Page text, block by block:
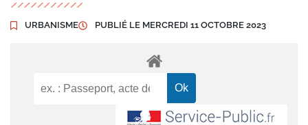
URBANISME PUBLIÉ LE MERCREDI 11 OCTOBRE 2023